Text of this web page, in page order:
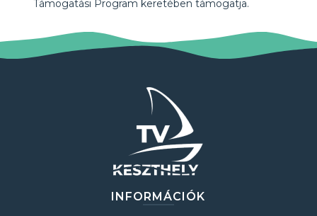
Támogatási Program keretében támogatja.
INFORMÁCIÓK